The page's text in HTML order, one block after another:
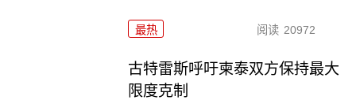
最热 阅读 20972
古特雷斯呼吁柬泰双方保持最大
限度克制